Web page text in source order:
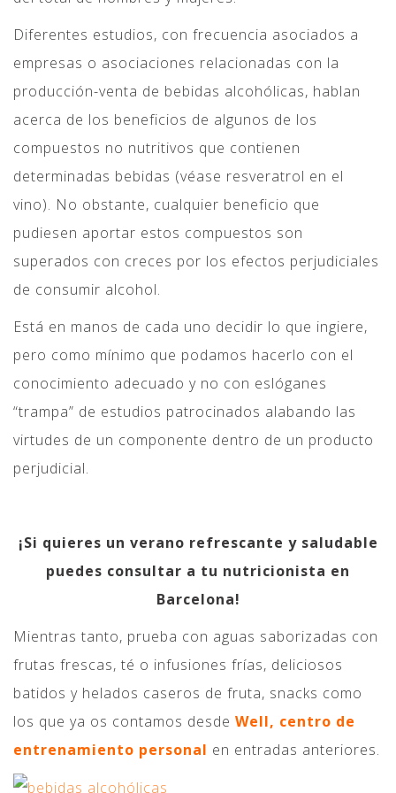
Diferentes estudios, con frecuencia asociados a
empresas o asociaciones relacionadas con la
producción-venta de bebidas alcohólicas, hablan
acerca de los beneficios de algunos de los
compuestos no nutritivos que contienen
determinadas bebidas (véase resveratrol en el
vino). No obstante, cualquier beneficio que
pudiesen aportar estos compuestos son
superados con creces por los efectos perjudiciales
de consumir alcohol.
Está en manos de cada uno decidir lo que ingiere,
pero como mínimo que podamos hacerlo con el
conocimiento adecuado y no con eslóganes
“trampa” de estudios patrocinados alabando las
virtudes de un componente dentro de un producto
perjudicial.
¡Si quieres un verano refrescante y saludable
puedes consultar a tu nutricionista en
Barcelona!
Mientras tanto, prueba con aguas saborizadas con
frutas frescas, té o infusiones frías, deliciosos
batidos y helados caseros de fruta, snacks como
los que ya os contamos desde Well, centro de
entrenamiento personal en entradas anteriores.